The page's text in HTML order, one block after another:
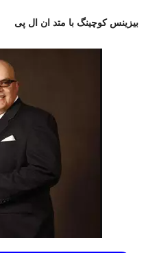
بیزینس کوچینگ با متد ان ال پی